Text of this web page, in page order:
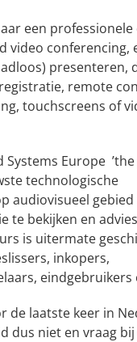
een
video conferencing,
presenteren,
remote
touchscreens of
Europe ’the
technologische
audiovisueel gebied
te bekijken en
is uitermate
inkopers,
eindgebruikers
de laatste keer in
dus niet en vraag